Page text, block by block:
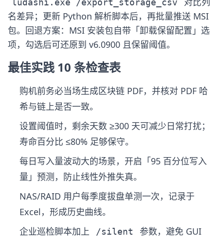
ludashi.exe /export_storage_csv
名差异；更新 Python 解析脚本后，再批量推送 MSI
包。回退方案：MSI 安装包自带「卸载保留配置」选
项，勾选后可还原到 v6.0900 且保留阈值。
最佳实践 10 条检查表
购机前务必当场生成区块链 PDF，并核对 PDF 哈
希与链上是否一致。
设置阈值时，剩余天数 ≥300 天可减少日常打扰；
寿命百分比 ≤80% 足够保守。
每日写入量波动大的场景，开启「95 百分位写入
量」预测，防止线性外推失真。
NAS/RAID 用户每季度拔盘单测一次，记录于
Excel，形成历史曲线。
企业巡检脚本加上
/silent
参数，避免 GUI